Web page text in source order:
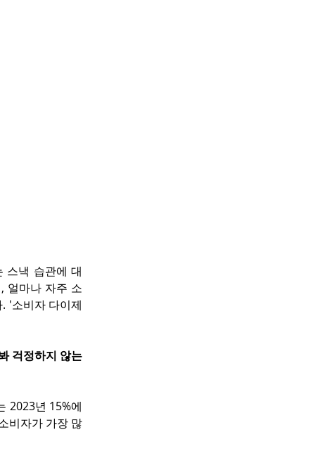
스낵 습관에 대
얼마나 자주 소
'소비자 다이제
걱정하지 않는
2023년 15%에
비자가 가장 많